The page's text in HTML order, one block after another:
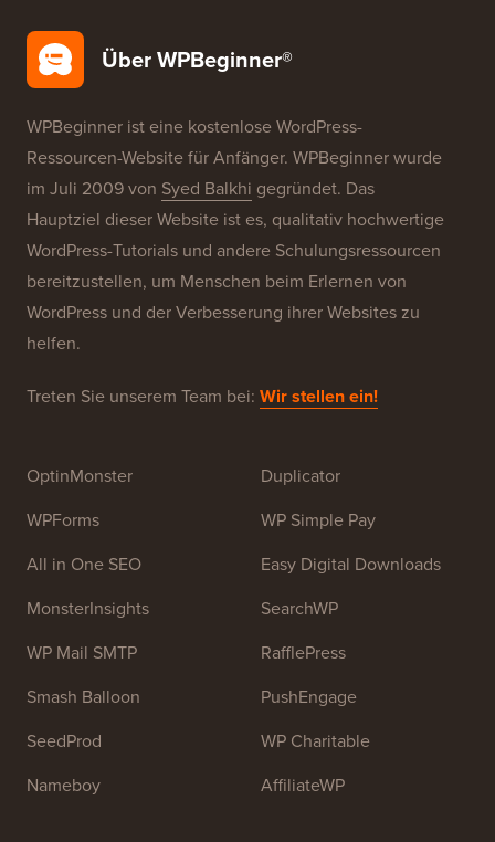
Kostenlose Blog-Einrichtung
Unsere Marken
Über WPBeginner®
WPBeginner ist eine kostenlose WordPress-
Ressourcen-Website für Anfänger. WPBeginner wurde
Hauptziel dieser Website ist es, qualitativ hochwertige
WordPress und der Verbesserung ihrer Websites zu
helfen.
Treten Sie unserem Team bei: Wir stellen ein!
OptinMonster
WPForms
All in One SEO
Duplicator
WP Simple Pay
Easy Digital Downloads